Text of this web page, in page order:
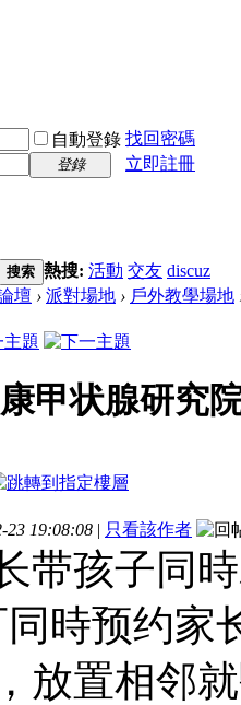
自動登錄 找回密碼
登錄
立即註冊
搜索 熱搜: 活動 交友 discuz
壇 › 派對場地 › 戶外教學場地
甲状腺研究
23 19:08:08 | 只看該作者
带孩子同
同時预约家
放置相邻